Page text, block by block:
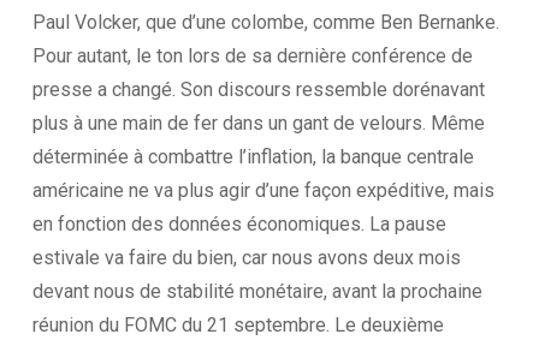
Paul Volcker, que d’une colombe, comme Ben Bernanke.
Pour autant, le ton lors de sa dernière conférence de
presse a changé. Son discours ressemble dorénavant
plus à une main de fer dans un gant de velours. Même
déterminée à combattre l’inflation, la banque centrale
américaine ne va plus agir d’une façon expéditive, mais
en fonction des données économiques. La pause
estivale va faire du bien, car nous avons deux mois
devant nous de stabilité monétaire, avant la prochaine
réunion du FOMC du 21 septembre. Le deuxième